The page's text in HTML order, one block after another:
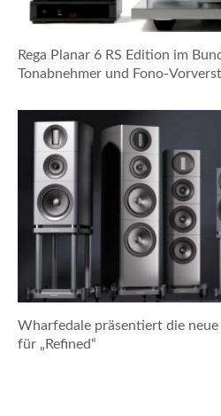
Rega Planar 6 RS Edition im
Tonabnehmer und Fono-
Wharfedale präsentiert die neue
für „Refined“